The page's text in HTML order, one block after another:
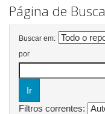
Página de Busca
Buscar em:
por
Filtros correntes: